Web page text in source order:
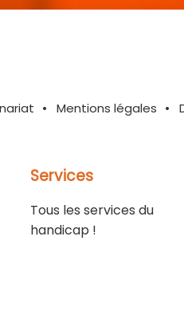
Mentions légales
Services
Tous les services du
handicap !